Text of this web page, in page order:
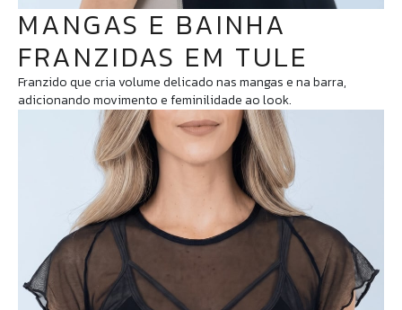
MANGAS E BAINHA
FRANZIDAS EM TULE
Franzido que cria volume delicado nas mangas e na barra,
adicionando movimento e feminilidade ao look.